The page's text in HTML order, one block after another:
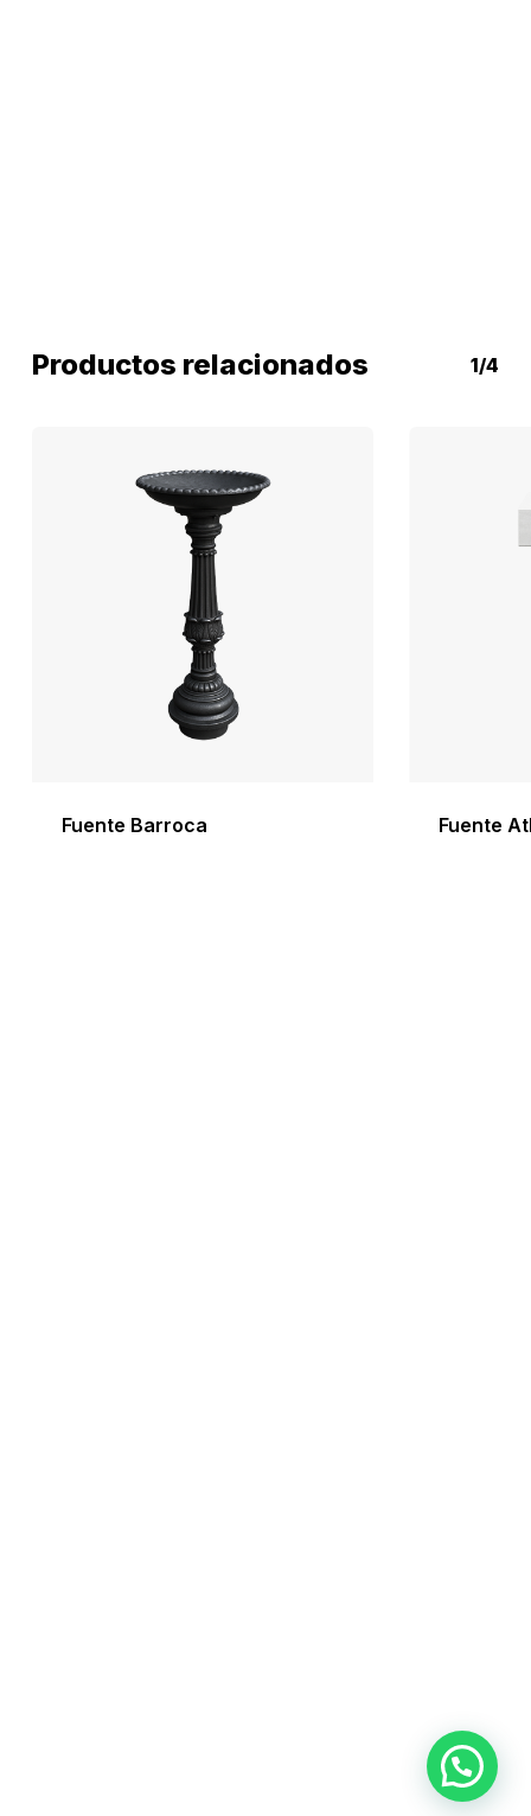
Productos relacionados 1/4
Fuente Barroca Fuente